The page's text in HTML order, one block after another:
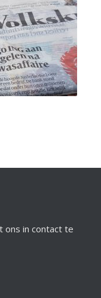
ons in contact te